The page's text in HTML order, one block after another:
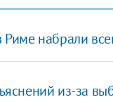
набрали
из-за